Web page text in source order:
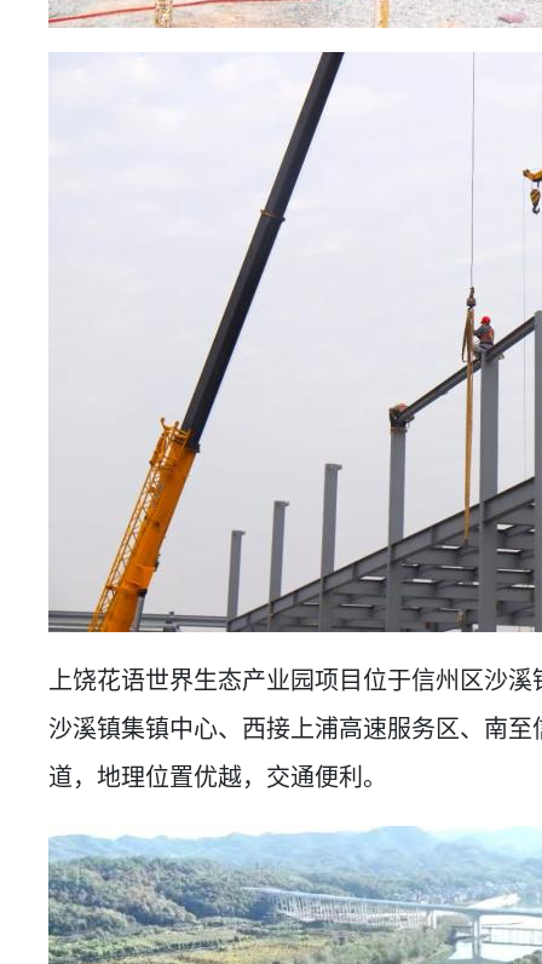
上饶花语世界生态产业园项目位于信州区沙
沙溪镇集镇中心、西接上浦高速服务区、南
道，地理位置优越，交通便利。